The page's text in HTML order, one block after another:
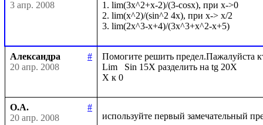
3 апр. 2008
1. lim(3x^2+x-2)/(3-cosx), при x->0
2. lim(x^2)/(sin^2 4x), при x-> x/2
Александра
#
20 апр. 2008
Помогите решить предел.Пажалуйста
Lim   Sin 15X разделить на tg 20X
О.А.
#
20 апр. 2008
используйте первый замечательный